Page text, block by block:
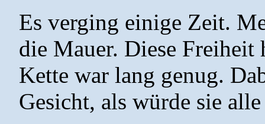
Es verging einige Zeit.
die Mauer. Diese Freiheit
Kette war lang genug.
Gesicht, als würde sie